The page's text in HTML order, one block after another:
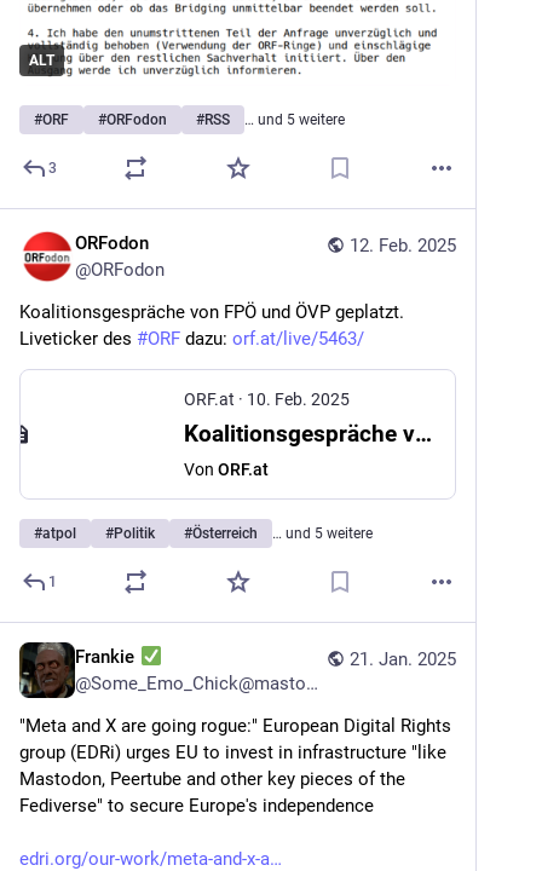
ALT
#ORF #ORFodon #RSS … und 5 weitere
3
12. Feb. 2025
ORFodon
@ORFodon
Koalitionsgespräche von FPÖ und ÖVP geplatzt.
Liveticker des #ORF dazu: orf.at/live/5463/
ORF.at · 10. Feb. 2025
Koalitionsgespräche von FPÖ und ÖVP geplatzt
Von ORF.at
#atpol #Politik #Österreich … und 5 weitere
1
21. Jan. 2025
Frankie
@Some_Emo_Chick@mastodon.social
"Meta and X are going rogue:" European Digital Rights
group (EDRi) urges EU to invest in infrastructure "like
Mastodon, Peertube and other key pieces of the
Fediverse" to secure Europe's independence
edri.org/our-work/meta-and-x-a